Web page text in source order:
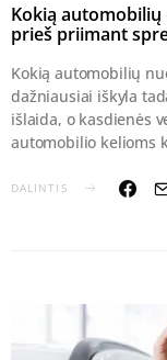
Kokią
prieš priimant
Kokią automobilių
dažniausiai iškyla
išlaida, o kasdienės
automobilio kelioms
DALINTIS